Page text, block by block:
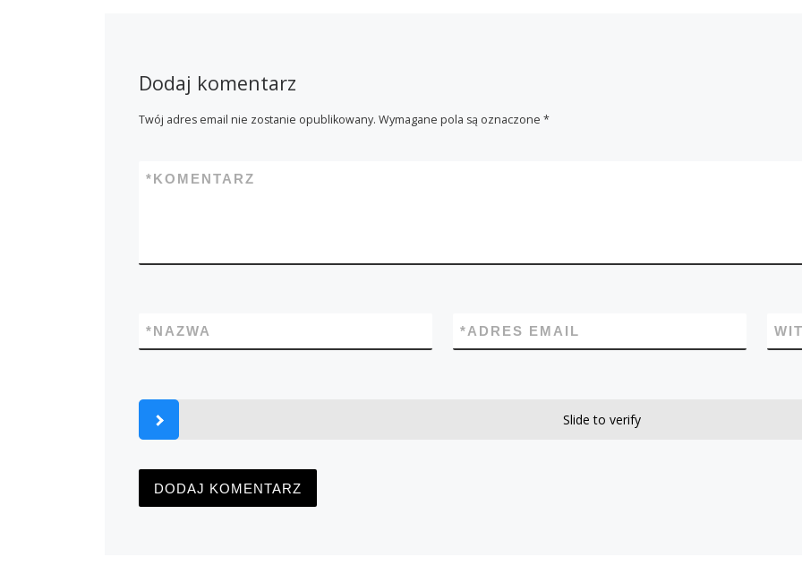
Dodaj komentarz
Twój adres email nie zostanie opublikowany. Wymagane pola są oznaczone *
KOMENTARZ
*
NAZWA
* ADRES EMAIL
*
Slide to verify